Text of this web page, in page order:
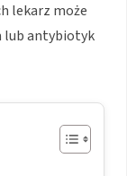
lekarz może
lub antybiotyk